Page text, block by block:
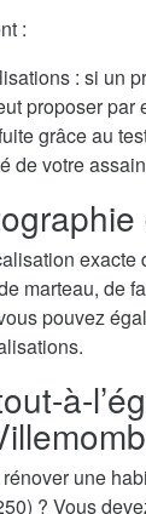
:
: si un
proposer
grâce au
de votre
marteau, de
pouvez
à-
une
? Vous